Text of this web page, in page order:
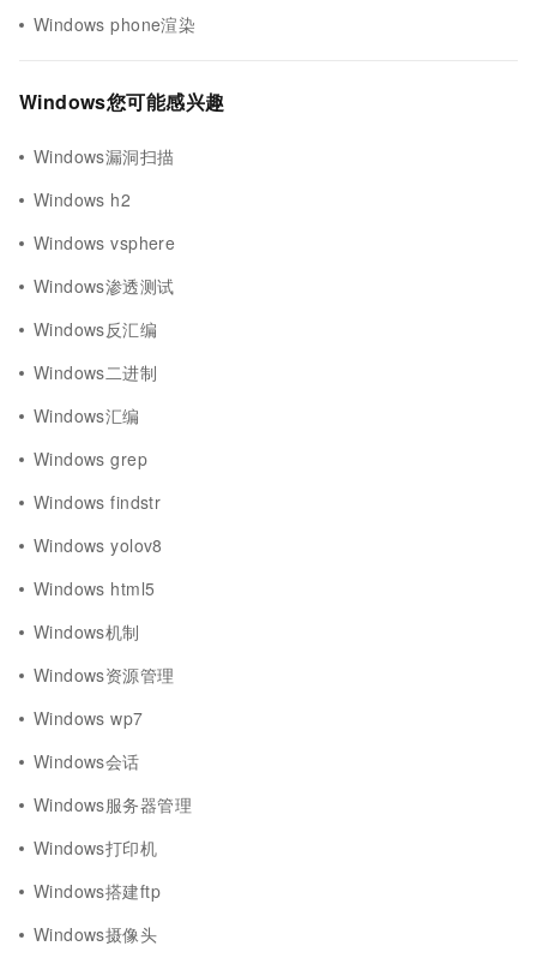
Windows phone渲染
Windows您可能感兴趣
Windows漏洞扫描
Windows h2
Windows vsphere
Windows渗透测试
Windows反汇编
Windows二进制
Windows汇编
Windows grep
Windows findstr
Windows yolov8
Windows html5
Windows机制
Windows资源管理
Windows wp7
Windows会话
Windows服务器管理
Windows打印机
Windows搭建ftp
Windows摄像头